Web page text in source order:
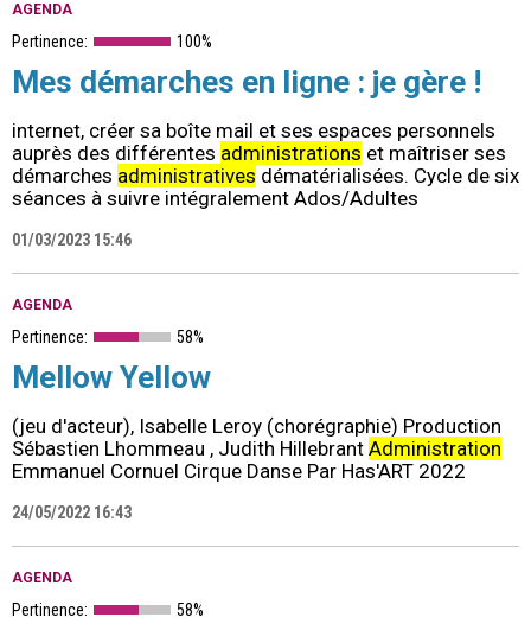
AGENDA
Pertinence: 100%
Mes démarches en ligne : je gère !
internet, créer sa boîte mail et ses espaces personnels
auprès des différentes administrations et maîtriser ses
démarches administratives dématérialisées. Cycle de six
séances à suivre intégralement Ados/Adultes
01/03/2023 15:46
AGENDA
Pertinence: 58%
Mellow Yellow
(jeu d'acteur), Isabelle Leroy (chorégraphie) Production
Sébastien Lhommeau , Judith Hillebrant Administration
Emmanuel Cornuel Cirque Danse Par Has'ART 2022
24/05/2022 16:43
AGENDA
Pertinence: 58%